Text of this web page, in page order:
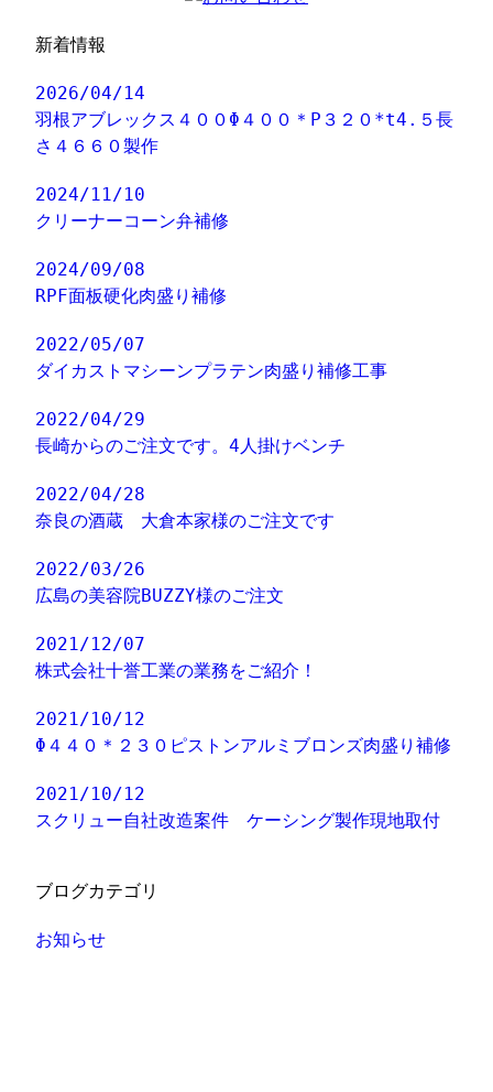
新着情報
2026/04/14
羽根アブレックス４００Φ４００＊P３２０*t4.５長
さ４６６０製作
2024/11/10
クリーナーコーン弁補修
2024/09/08
RPF面板硬化肉盛り補修
2022/05/07
ダイカストマシーンプラテン肉盛り補修工事
2022/04/29
長崎からのご注文です。4人掛けベンチ
2022/04/28
奈良の酒蔵 大倉本家様のご注文です
2022/03/26
広島の美容院BUZZY様のご注文
2021/12/07
株式会社十誉工業の業務をご紹介！
2021/10/12
Φ４４０＊２３０ピストンアルミブロンズ肉盛り補修
2021/10/12
スクリュー自社改造案件 ケーシング製作現地取付
ブログカテゴリ
お知らせ